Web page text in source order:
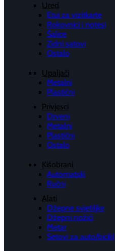
Ured
Etui za vizitkarte
Rokovnici i notesi
Šalice
Zidni satovi
Ostalo
Upaljači
Metalni
Plastični
Privjesci
Drveni
Metalni
Plastični
Ostalo
Kišobrani
Automatski
Ručni
Alati
Džepne svjetiljke
Džepni nožići
Metar
Setovi za auto/bicikl